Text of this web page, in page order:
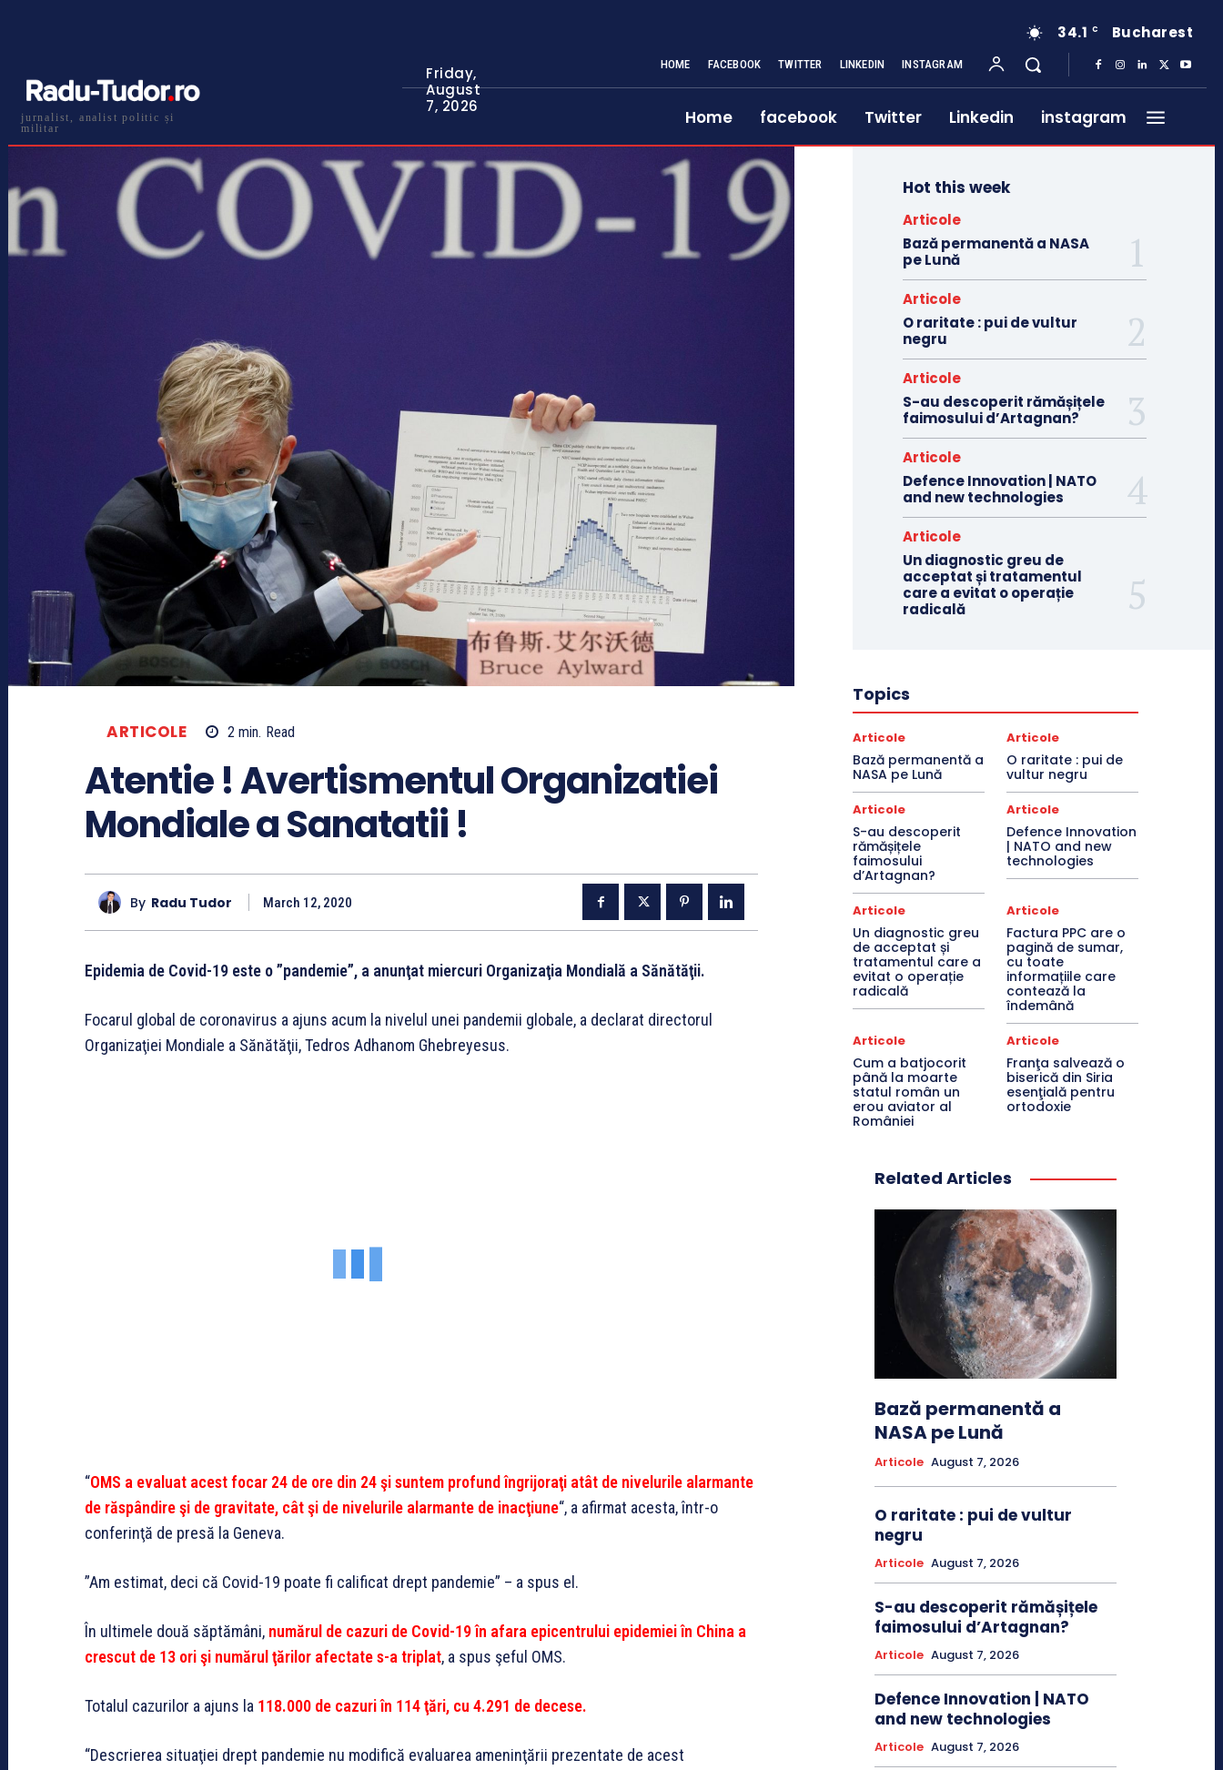
jurnalist, analist politic și
militar
Friday,
August
7, 2026
34.1 C Bucharest
HOME FACEBOOK TWITTER LINKEDIN INSTAGRAM
Home facebook Twitter Linkedin instagram
ARTICOLE 2 min. Read
Atentie ! Avertismentul Organizatiei
Mondiale a Sanatatii !
By Radu Tudor March 12, 2020
Epidemia de Covid-19 este o ”pandemie”, a anunţat miercuri Organizaţia Mondială a Sănătăţii.
Focarul global de coronavirus a ajuns acum la nivelul unei pandemii globale, a declarat directorul
Organizaţiei Mondiale a Sănătăţii, Tedros Adhanom Ghebreyesus.
“OMS a evaluat acest focar 24 de ore din 24 şi suntem profund îngrijoraţi atât de nivelurile alarmante
de răspândire şi de gravitate, cât şi de nivelurile alarmante de inacţiune“, a afirmat acesta, într-o
conferinţă de presă la Geneva.
”Am estimat, deci că Covid-19 poate fi calificat drept pandemie” – a spus el.
În ultimele două săptămâni, numărul de cazuri de Covid-19 în afara epicentrului epidemiei în China a
crescut de 13 ori şi numărul ţărilor afectate s-a triplat, a spus şeful OMS.
Totalul cazurilor a ajuns la 118.000 de cazuri în 114 ţări, cu 4.291 de decese.
“Descrierea situaţiei drept pandemie nu modifică evaluarea ameninţării prezentate de acest
Hot this week
Articole
Bază permanentă a NASA
pe Lună
Articole
O raritate : pui de vultur
negru
Articole
S-au descoperit rămășițele
faimosului d’Artagnan?
Articole
Defence Innovation | NATO
and new technologies
Articole
Un diagnostic greu de
acceptat și tratamentul
care a evitat o operație
radicală
Topics
Articole
Bază permanentă a
NASA pe Lună
Articole
O raritate : pui de
vultur negru
Articole
S-au descoperit
rămășițele
faimosului
d’Artagnan?
Articole
Defence Innovation
| NATO and new
technologies
Articole
Un diagnostic greu
de acceptat și
tratamentul care a
evitat o operație
radicală
Articole
Factura PPC are o
pagină de sumar,
cu toate
informațiile care
contează la
îndemână
Articole
Cum a batjocorit
până la moarte
statul român un
erou aviator al
României
Articole
Franţa salvează o
biserică din Siria
esenţială pentru
ortodoxie
Related Articles
Bază permanentă a
NASA pe Lună
Articole August 7, 2026
O raritate : pui de vultur
negru
Articole August 7, 2026
S-au descoperit rămășițele
faimosului d’Artagnan?
Articole August 7, 2026
Defence Innovation | NATO
and new technologies
Articole August 7, 2026